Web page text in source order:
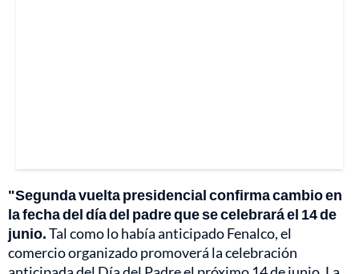
"Segunda vuelta presidencial confirma cambio en
la fecha del día del padre que se celebrará el 14 de
junio.Tal como lo había anticipado Fenalco, el
comercio organizado promoverá la celebración